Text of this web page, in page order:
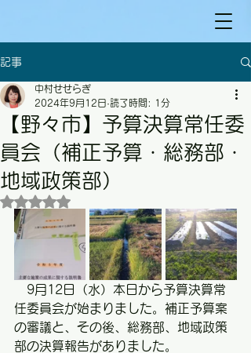
記事
【野々市】予算決算常任委
員会（補正予算・総務部・
地域政策部）
中村せせらぎ
2024年9月12日 読了時間: 1分
5つ星のうちNaNと評価されています。
9月12日（水）本日から予算決算常
任委員会が始まりました。補正予算案
の審議と、その後、総務部、地域政策
部の決算報告がありました。